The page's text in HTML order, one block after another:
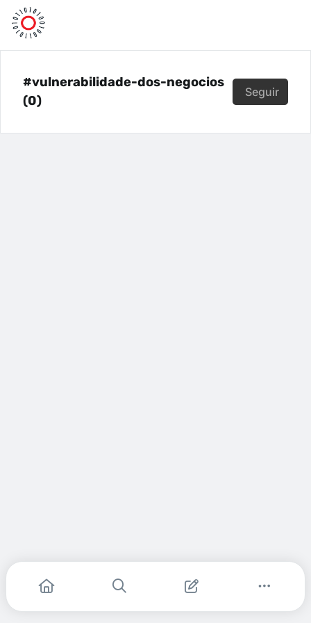
#vulnerabilidade-dos-negocios
(0)
Seguir